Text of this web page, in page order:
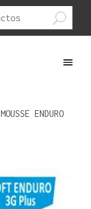
MOUSSE ENDURO